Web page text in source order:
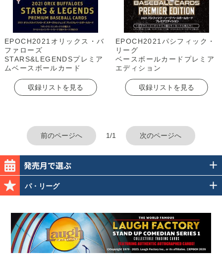
EPOCH2021オリックス・バ
ファローズ
STARS&LEGENDSプレミア
ムベースボールカード
収録リストを見る
EPOCH2021パシフィック・
リーグ
ベースボールカードプレミア
エディション
収録リストを見る
前のページへ 1/1 次のページへ
パ・リーグ